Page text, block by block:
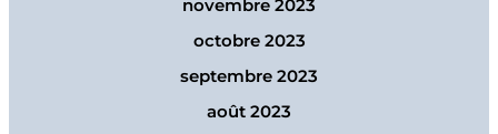
novembre 2023
octobre 2023
septembre 2023
août 2023